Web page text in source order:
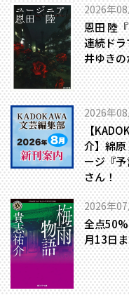
2026年
恩田 陸
連続ド
井ゆき
2026年
【
介】綿原
ージ『
さん！
2026年
全点
月13日